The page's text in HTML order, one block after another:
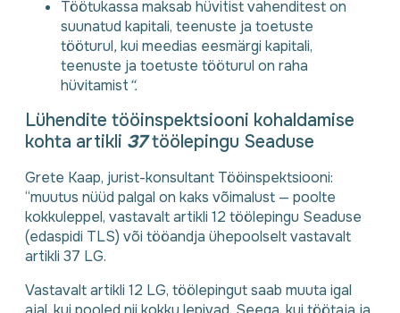
Töötukassa maksab hüvitist vahenditest on
suunatud kapitali, teenuste ja toetuste
tööturul,kui meedias eesmärgi kapitali,
teenuste ja toetuste tööturul on raha
hüvitamist“.
Lühendite tööinspektsiooni kohaldamise
kohta artikli 37töölepingu Seaduse
Grete Каар, jurist-konsultant Tööinspektsiooni:
“muutus nüüd palgal on kaks võimalust — poolte
kokkuleppel, vastavalt artikli 12 töölepingu Seaduse
(edaspidi TLS) või tööandja ühepoolselt vastavalt
artikli 37 LG.
Vastavalt artikli 12 LG, töölepingut saab muuta igal